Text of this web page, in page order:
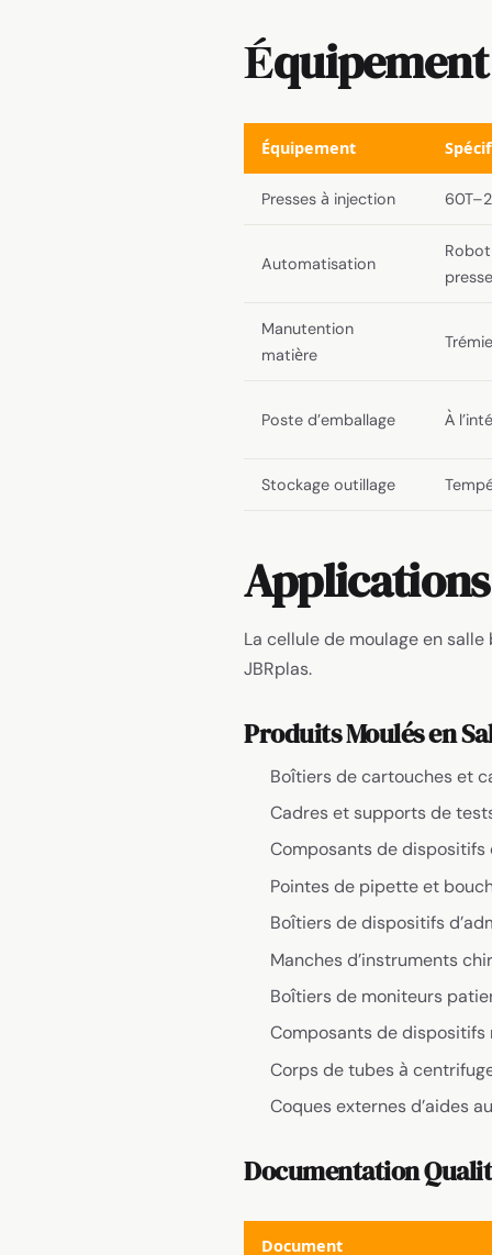
Équipement
Équipement
Presses à injection
Automatisation
Manutention
matière
Poste d’emballage À
Stockage outillage
La cellule de moulage en
JBRplas.
Produits Moulés en
Boîtiers de cartouches et
Cadres et supports de
Composants de dispositifs
Pointes de pipette et
Boîtiers de dispositifs
Manches d’instruments
Boîtiers de moniteurs
Composants de
Corps de tubes à
Coques externes d’aides
Documentation
Document